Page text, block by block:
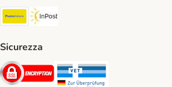
Poste Italiane. Shipping Method
Sicurezza
Security